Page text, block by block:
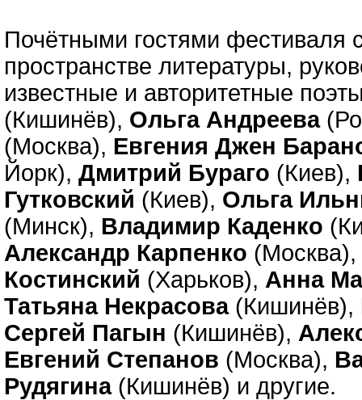
Почётными гостями фестиваля
пространстве литературы,
известные и авторитетные
(Кишинёв), Ольга Андреева
(Москва), Евгения Джен
Йорк), Дмитрий Бураго (Киев),
Гутковский (Киев), Ольга
(Минск), Владимир Каденко
Александр Карпенко (Москва),
Костинский (Харьков), Анна
Татьяна Некрасова(Кишинёв),
Сергей Пагын (Кишинёв),
Евгений Степанов (Москва),
Рудягина(Кишинёв) и другие.